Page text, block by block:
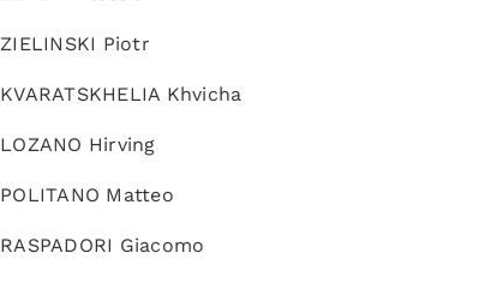
ZIELINSKI Piotr
KVARATSKHELIA Khvicha
LOZANO Hirving
POLITANO Matteo
RASPADORI Giacomo